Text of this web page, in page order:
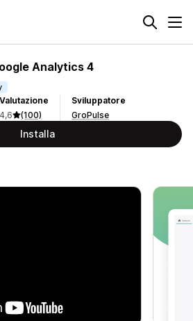
Analytics 4
Valutazione
4,6
(100)
Sviluppatore
GroPulse
Installa